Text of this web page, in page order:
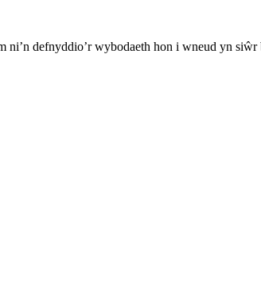
defnyddio’r wybodaeth hon i wneud yn